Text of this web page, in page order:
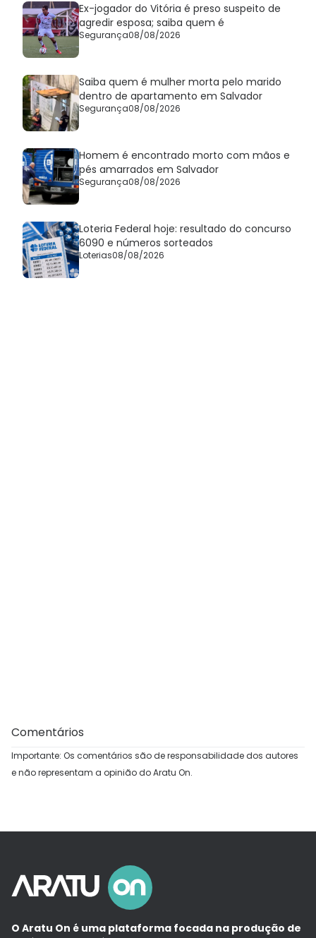
Ex-jogador do Vitória é preso suspeito de
agredir esposa; saiba quem é
Segurança08/08/2026
Saiba quem é mulher morta pelo marido
dentro de apartamento em Salvador
Segurança08/08/2026
Homem é encontrado morto com mãos e
pés amarrados em Salvador
Segurança08/08/2026
Loteria Federal hoje: resultado do concurso
6090 e números sorteados
Loterias08/08/2026
Comentários
Importante: Os comentários são de responsabilidade dos autores
e não representam a opinião do Aratu On.
O Aratu On é uma plataforma focada na produção de